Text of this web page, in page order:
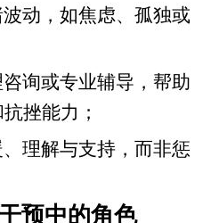
动，如焦虑、孤独或
询或专业辅导，帮助
挫能力；
理解与支持，而非惩
预中的角色